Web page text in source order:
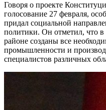
Говоря о проекте
голосование 27 февраля,
придал социальной
политики. Он отметил, что
районе созданы все
промышленности и
специалистов различных